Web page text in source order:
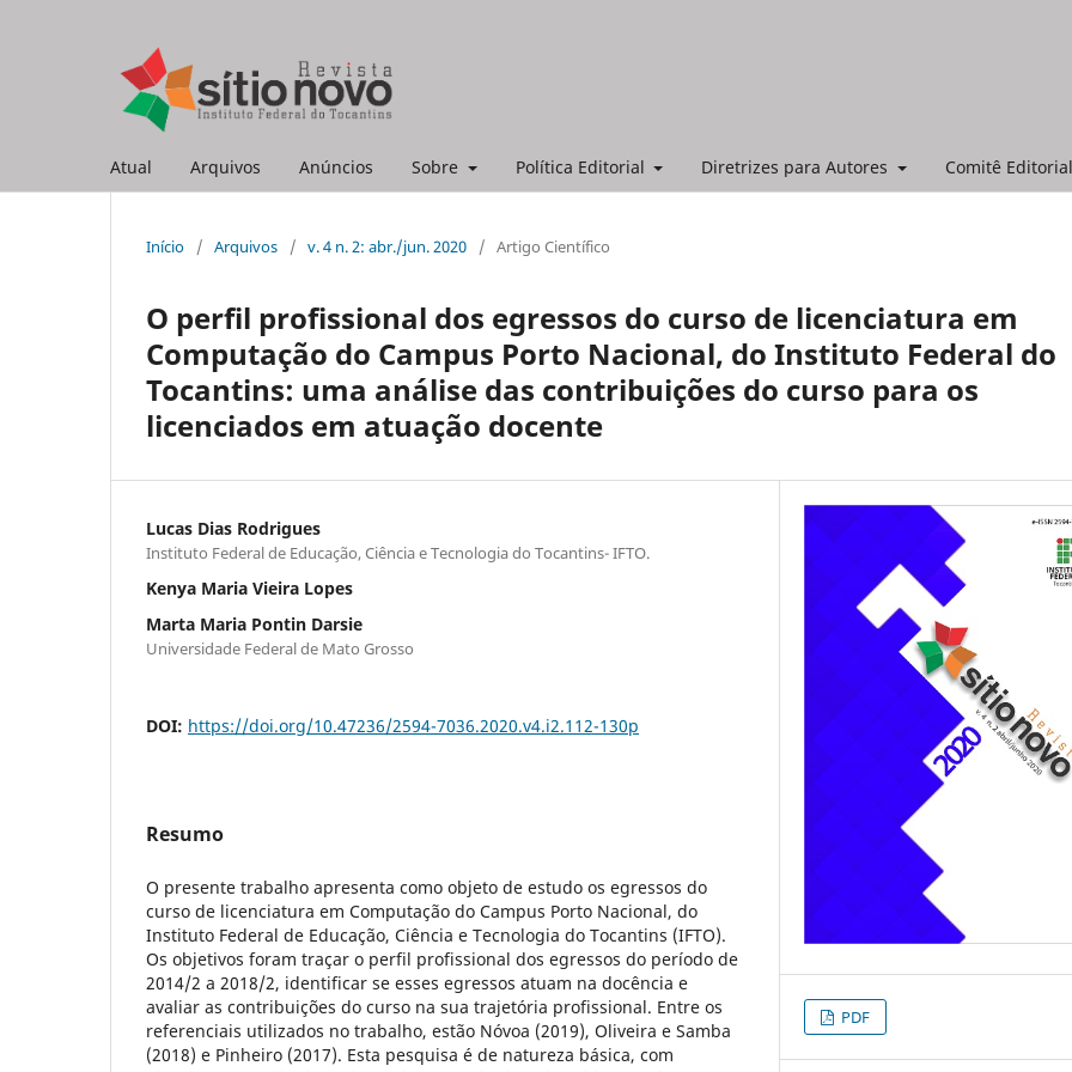
Atual Arquivos Anúncios Sobre Política Editorial Diretrizes para Autores Comitê
Início / Arquivos / v. 4 n. 2: abr./jun. 2020 / Artigo Científico
O perfil profissional dos egressos do curso de licenciatura em
Computação do Campus Porto Nacional, do Instituto Federal do
Tocantins: uma análise das contribuições do curso para os
licenciados em atuação docente
Lucas Dias Rodrigues
Instituto Federal de Educação, Ciência e Tecnologia do Tocantins- IFTO.
Kenya Maria Vieira Lopes
Marta Maria Pontin Darsie
Universidade Federal de Mato Grosso
DOI: https://doi.org/10.47236/2594-7036.2020.v4.i2.112-130p
Resumo
O presente trabalho apresenta como objeto de estudo os egressos do
curso de licenciatura em Computação do Campus Porto Nacional, do
Instituto Federal de Educação, Ciência e Tecnologia do Tocantins (IFTO).
Os objetivos foram traçar o perfil profissional dos egressos do período de
2014/2 a 2018/2, identificar se esses egressos atuam na docência e
avaliar as contribuições do curso na sua trajetória profissional. Entre os
referenciais utilizados no trabalho, estão Nóvoa (2019), Oliveira e Samba
(2018) e Pinheiro (2017). Esta pesquisa é de natureza básica, com
PDF